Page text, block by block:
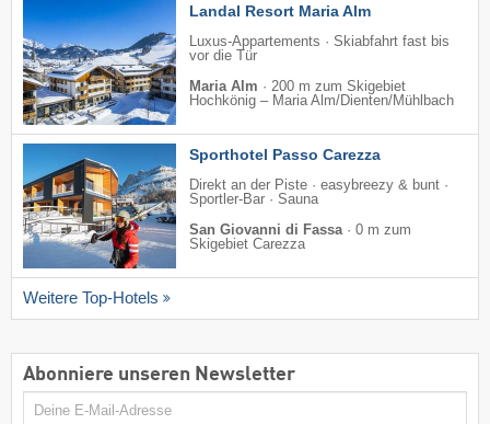
Landal Resort Maria Alm
Luxus-Appartements · Skiabfahrt fast bis
vor die Tür
Maria Alm · 200 m zum Skigebiet
Hochkönig – Maria Alm/​Dienten/​Mühlbach
Sporthotel Passo Carezza
Direkt an der Piste · easybreezy & bunt ·
Sportler-Bar · Sauna
San Giovanni di Fassa· 0 m zum
Skigebiet Carezza
Weitere Top-Hotels
Abonniere unseren Newsletter
E-